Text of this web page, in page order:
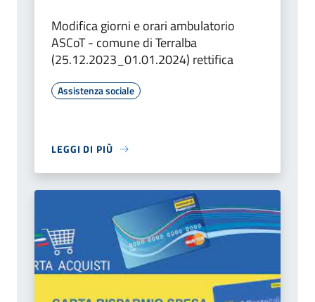
Modifica giorni e orari ambulatorio
ASCoT - comune di Terralba
(25.12.2023_01.01.2024) rettifica
Assistenza sociale
LEGGI DI PIÙ